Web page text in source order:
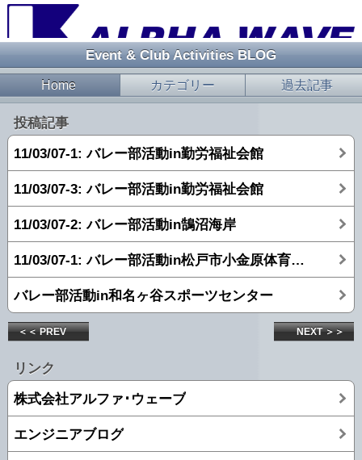
Event & Club Activities BLOG
Home カテゴリー 過去記事
投稿記事
11/03/07-1: バレー部活動in勤労福祉会館
11/03/07-3: バレー部活動in勤労福祉会館
11/03/07-2: バレー部活動in鵠沼海岸
11/03/07-1: バレー部活動in松戸市小金原体育館at2010/07/03
バレー部活動in和名ヶ谷スポーツセンター
＜＜ PREV NEXT ＞＞
リンク
株式会社アルファ･ウェーブ
エンジニアブログ